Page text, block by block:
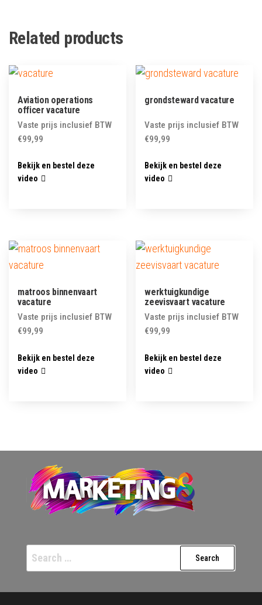
Related products
Aviation operations
officer vacature
Vaste prijs inclusief BTW
€99,99
Bekijk en bestel deze
video
grondsteward vacature
Vaste prijs inclusief BTW
€99,99
Bekijk en bestel deze
video
matroos binnenvaart
vacature
Vaste prijs inclusief BTW
€99,99
Bekijk en bestel deze
video
werktuigkundige
zeevisvaart vacature
Vaste prijs inclusief BTW
€99,99
Bekijk en bestel deze
video
Search
for: